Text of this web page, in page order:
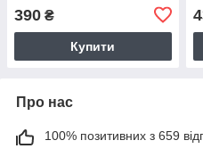
390 ₴
Купити
Про нас
100% позитивних з 659